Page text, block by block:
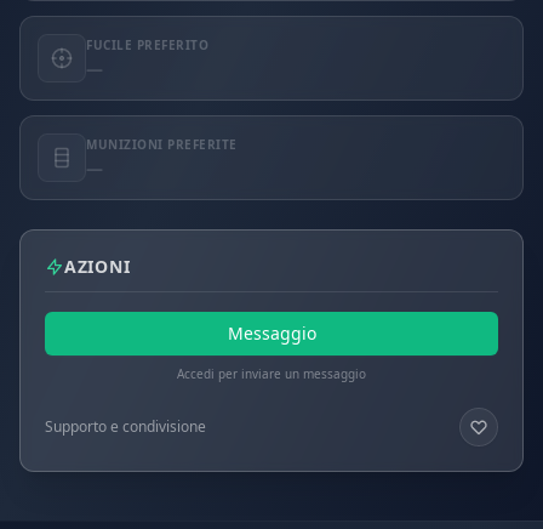
FUCILE PREFERITO
—
MUNIZIONI PREFERITE
—
AZIONI
Messaggio
Accedi per inviare un messaggio
Supporto e condivisione